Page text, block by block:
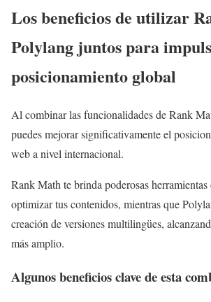
Los beneficios de utilizar
Polylang juntos para
posicionamiento global
Al combinar las funcionalidades de Rank
puedes mejorar significativamente el
web a nivel internacional.
Rank Math te brinda poderosas herramientas
optimizar tus contenidos, mientras que
creación de versiones multilingües,
más amplio.
Algunos beneficios clave de esta